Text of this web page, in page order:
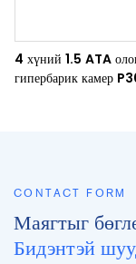
4 хүний ​​1.5 ATA
гипербарик камер
CONTACT FORM
Маягтыг
Бидэнтэй